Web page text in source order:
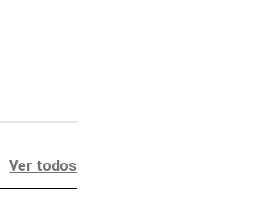
Ver todos